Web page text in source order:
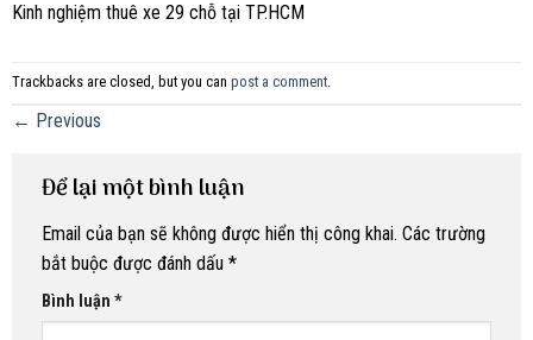
Kinh nghiệm thuê xe 29 chỗ tại TP.HCM
Trackbacks are closed, but you can post a comment.
← Previous
Để lại một bình luận
Email của bạn sẽ không được hiển thị công khai. Các trường
bắt buộc được đánh dấu *
Bình luận *